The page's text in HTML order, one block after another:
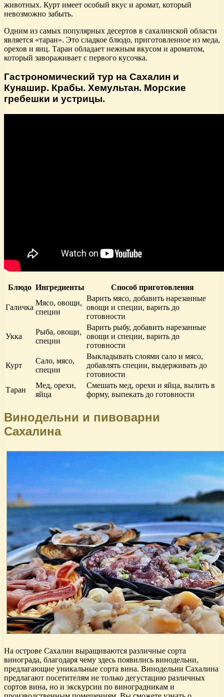
животных. Курт имеет особый вкус и аромат, который
невозможно забыть.
Одним из самых популярных десертов в сахалинской области
является «таран». Это сладкое блюдо, приготовленное из меда,
орехов и яиц. Таран обладает нежным вкусом и ароматом,
который завораживает с первого кусочка.
Гастрономический тур на Сахалин и
Кунашир. Крабы. Хемультан. Морские
гребешки и устрицы.
Блюдо Ингредиенты Способ приготовления
Галичка
Мясо, овощи,
специи
Варить мясо, добавить нарезанные
овощи и специи, варить до
готовности
Укка
Рыба, овощи,
специи
Варить рыбу, добавить нарезанные
овощи и специи, варить до
готовности
Курт
Сало, мясо,
специи
Выкладывать слоями сало и мясо,
добавлять специи, выдерживать до
готовности
Таран
Мед, орехи,
яйца
Смешать мед, орехи и яйца, вылить в
форму, выпекать до готовности
Винодельни и пивоварни
Сахалина
На острове Сахалин выращиваются различные сорта
винограда, благодаря чему здесь появились винодельни,
предлагающие уникальные сорта вина. Винодельни Сахалина
предлагают посетителям не только дегустацию различных
сортов вина, но и экскурсии по виноградникам и